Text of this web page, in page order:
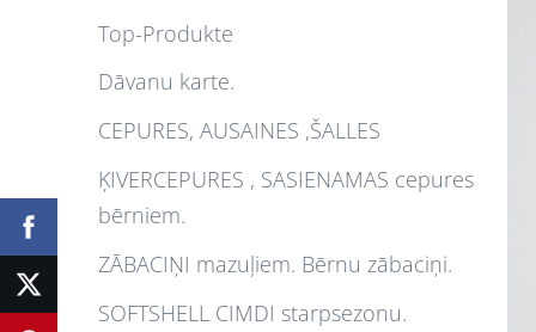
Top-Produkte
Dāvanu karte.
CEPURES, AUSAINES ,ŠALLES
ĶIVERCEPURES , SASIENAMAS cepures
bērniem.
ZĀBACIŅI mazuļiem. Bērnu zābaciņi.
SOFTSHELL CIMDI starpsezonu.